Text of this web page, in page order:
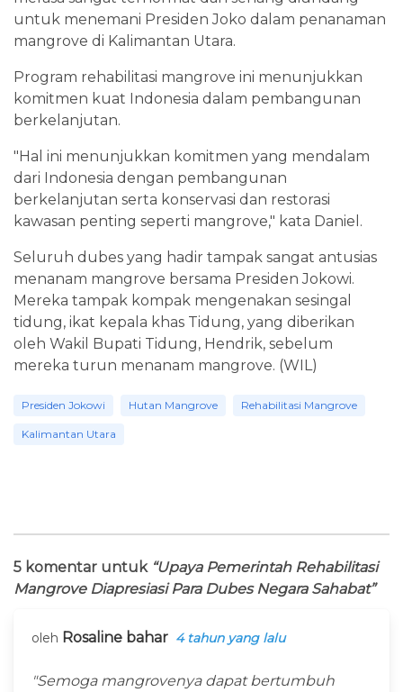
untuk menemani Presiden Joko dalam penanaman
mangrove di Kalimantan Utara.
Program rehabilitasi mangrove ini menunjukkan
komitmen kuat Indonesia dalam pembangunan
berkelanjutan.
"Hal ini menunjukkan komitmen yang mendalam
dari Indonesia dengan pembangunan
berkelanjutan serta konservasi dan restorasi
kawasan penting seperti mangrove," kata Daniel.
Seluruh dubes yang hadir tampak sangat antusias
menanam mangrove bersama Presiden Jokowi.
Mereka tampak kompak mengenakan sesingal
tidung, ikat kepala khas Tidung, yang diberikan
oleh Wakil Bupati Tidung, Hendrik, sebelum
mereka turun menanam mangrove. (WIL)
Presiden Jokowi Hutan Mangrove Rehabilitasi Mangrove
Kalimantan Utara
5 komentar untuk “Upaya Pemerintah Rehabilitasi
Mangrove Diapresiasi Para Dubes Negara Sahabat”
oleh Rosaline bahar 4 tahun yang lalu
"Semoga mangrovenya dapat bertumbuh